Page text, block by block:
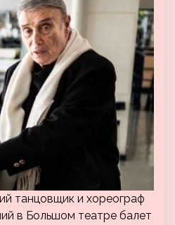
танцовщик и хореограф
в Большом театре балет